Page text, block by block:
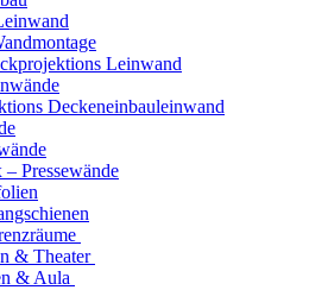
Leinwand
Deckeneinbauleinwand
Pressewände
& Theater
& Aula